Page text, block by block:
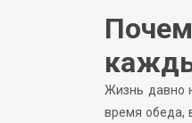
Жизнь давно
время обеда,